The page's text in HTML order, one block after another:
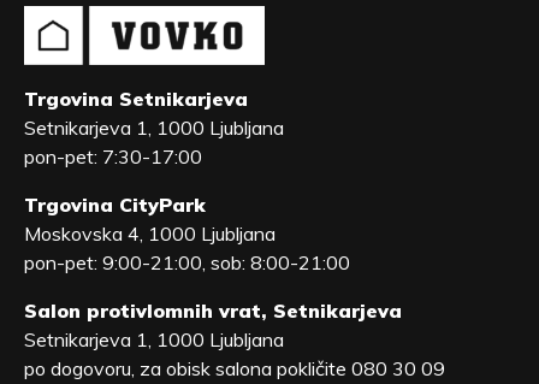
Trgovina Setnikarjeva
Setnikarjeva 1, 1000 Ljubljana
pon-pet: 7:30-17:00
Trgovina CityPark
Moskovska 4, 1000 Ljubljana
pon-pet: 9:00-21:00, sob: 8:00-21:00
Salon protivlomnih vrat, Setnikarjeva
Setnikarjeva 1, 1000 Ljubljana
po dogovoru, za obisk salona pokličite 080 30 09